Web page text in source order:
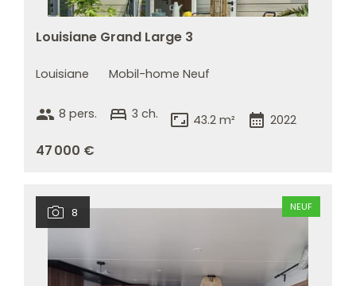
Louisiane Grand Large 3
Louisiane Mobil-home Neuf
group 8 pers. bed 3 ch. aspect_ratio 43.2 m² calendar_month 2022
47 000 €
8 NEUF